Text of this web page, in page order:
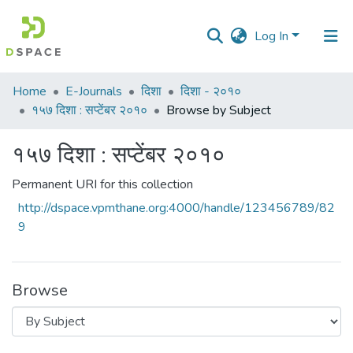
Log In
Communities
&
All of DSpace
Home E-Journals दिशा
दिशा - २०१०
१५७ दिशा : सप्टेंबर २०१०
Browse by Subject
१५७ दिशा : सप्टेंबर २०१०
Permanent URI for this collection
http://dspace.vpmthane.org:4000/handle/123456789/82
9
Browse